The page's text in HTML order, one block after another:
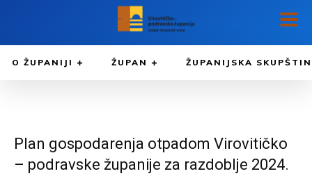
O ŽUPANIJI ŽUPAN ŽUPANIJSKA
Plan gospodarenja otpadom Virovitičko
– podravske županije za razdoblje 2024.